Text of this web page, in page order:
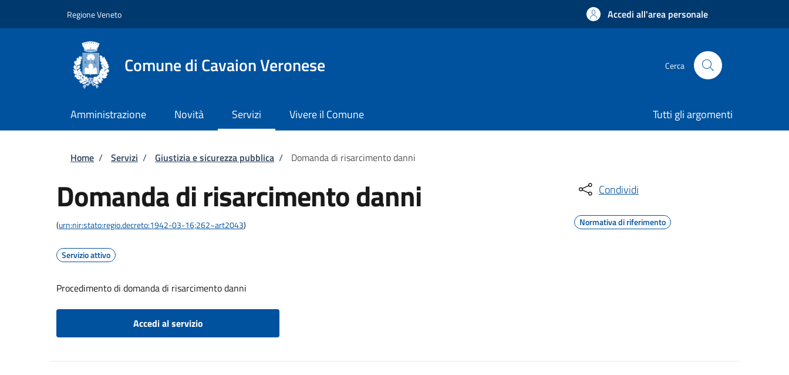
Regione Veneto Accedi all'area personale
Comune di Cavaion Veronese Cerca
Amministrazione Novità Servizi Vivere il Comune Tutti gli argomenti
Briciole di pane
Home / Servizi / Giustizia e sicurezza pubblica / Domanda di risarcimento danni
Domanda di risarcimento danni
(urn:nir:stato:regio.decreto:1942-03-16;262~art2043)
Servizio attivo
Procedimento di domanda di risarcimento danni
Accedi al servizio
Condividi
Normativa di riferimento